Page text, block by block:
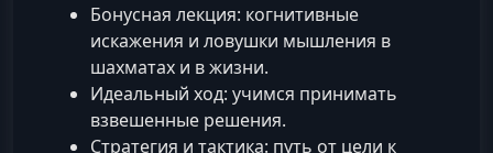
Бонусная лекция: когнитивные
искажения и ловушки мышления в
шахматах и в жизни.
Идеальный ход: учимся принимать
взвешенные решения.
Стратегия и тактика: путь от цели к